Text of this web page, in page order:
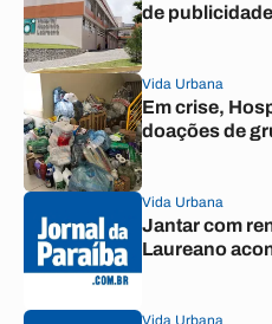
de
Vida Urbana
Em crise,
doações de
Vida Urbana
Jantar com
Laureano
Vida Urbana